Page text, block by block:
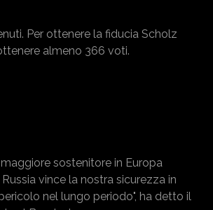
Per ottenere la fiducia Scholz
almeno 366 voti.
sostenitore in Europa
vince la nostra sicurezza in
nel lungo periodo", ha detto il